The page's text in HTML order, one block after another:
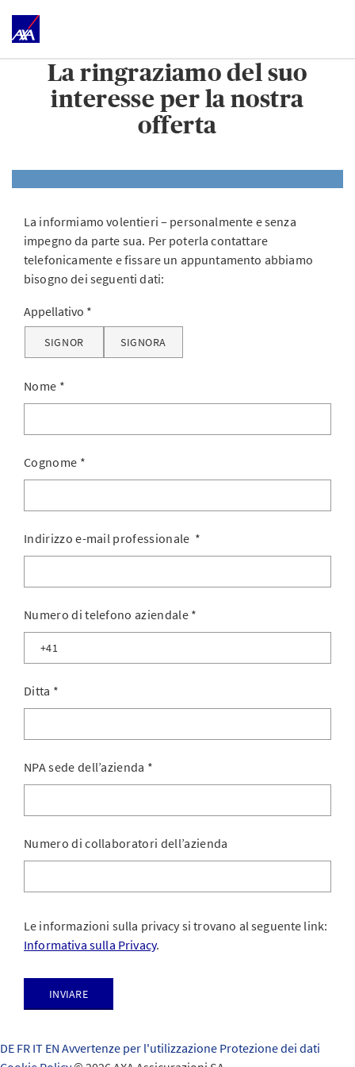
La ringraziamo del suo
interesse per la nostra
offerta
La informiamo volentieri – personalmente e senza
impegno da parte sua. Per poterla contattare
telefonicamente e fissare un appuntamento abbiamo
bisogno dei seguenti dati:
Appellativo
SIGNOR SIGNORA
Nome *
Cognome *
Indirizzo e-mail professionale *
Numero di telefono aziendale *
Ditta *
NPA sede dell’azienda *
Numero di collaboratori dell’azienda
Le informazioni sulla privacy si trovano al seguente link:
Informativa sulla Privacy.
Inviare
DE FR IT EN Avvertenze per l'utilizzazione Protezione dei dati